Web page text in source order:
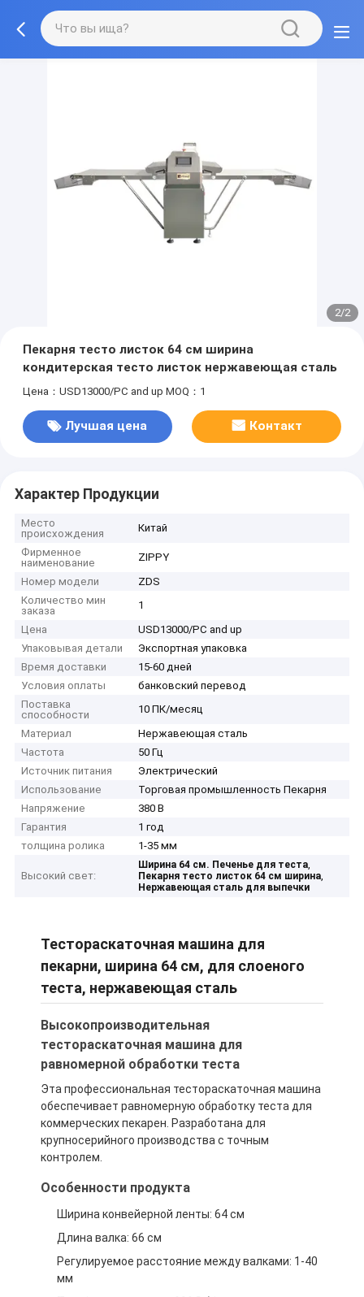
2/2
Пекарня тесто листок 64 см ширина
кондитерская тесто листок нержавеющая сталь
Цена：USD13000/PC and up MOQ：1
Лучшая цена Контакт
Характер Продукции
Место
происхождения
Китай
Фирменное
наименование
ZIPPY
Номер модели
ZDS
Количество мин
заказа
1
Цена
USD13000/PC and up
Упаковывая детали
Экспортная упаковка
Время доставки
15-60 дней
Условия оплаты
банковский перевод
Поставка
способности
10 ПК/месяц
Материал
Нержавеющая сталь
Частота
50 Гц
Источник питания
Электрический
Использование
Торговая промышленность Пекарня
Напряжение
380 В
Гарантия
1 год
толщина ролика
1-35 мм
Высокий свет:
Ширина 64 см. Печенье для теста,
Пекарня тесто листок 64 см ширина,
Нержавеющая сталь для выпечки
Тестораскаточная машина для
пекарни, ширина 64 см, для слоеного
теста, нержавеющая сталь
Высокопроизводительная
тестораскаточная машина для
равномерной обработки теста
Эта профессиональная тестораскаточная машина
обеспечивает равномерную обработку теста для
коммерческих пекарен. Разработана для
крупносерийного производства с точным
контролем.
Особенности продукта
Ширина конвейерной ленты: 64 см
Длина валка: 66 см
Регулируемое расстояние между валками: 1-40
мм